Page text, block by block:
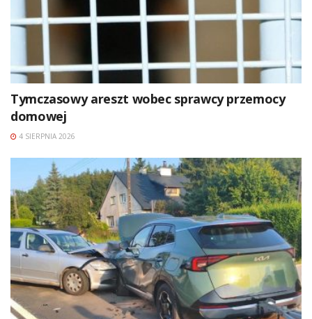
Tymczasowy areszt wobec sprawcy przemocy
domowej
4 SIERPNIA 2026